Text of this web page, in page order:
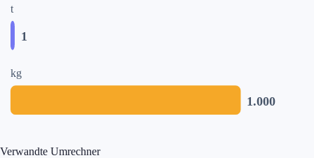
t
1
kg
1.000
Verwandte Umrechner